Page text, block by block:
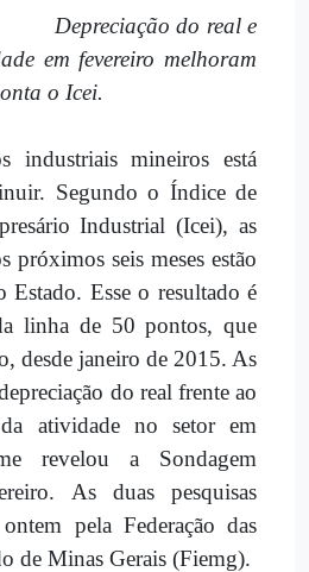
do real e
em fevereiro melhoram
o Icei.
industriais mineiros está
Segundo o Índice de
Industrial (Icei), as
próximos seis meses estão
Esse o resultado é
linha de 50 pontos, que
desde janeiro de 2015. As
do real frente ao
atividade no setor em
revelou a Sondagem
As duas pesquisas
pela Federação das
de Minas Gerais (Fiemg).